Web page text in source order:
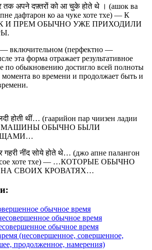
तक अपने दफ़्तरों को आ चुके होते थे । (ашок ва
дафтарон ко аа чуке хоте тхе) — К
ПРЕМ ОБЫЧНО УЖЕ ПРИХОДИЛИ
включительном (перфектно —
эта форма отражает результативное
по обыкновению достигло всей полноты
момента во времени и продолжает быть и
होती थीं… (гаарийон пар чиизен ладии
…МАШИНЫ ОБЫЧНО БЫЛИ
नींद सोये होते थे… (джо апне палангон
сое хоте тхе) — …КОТОРЫЕ ОБЫЧНО
СВОИХ КРОВАТЯХ…
обычное время
обычное время
обычное время
(несовершенное, совершенное,
продолженное, намерения)